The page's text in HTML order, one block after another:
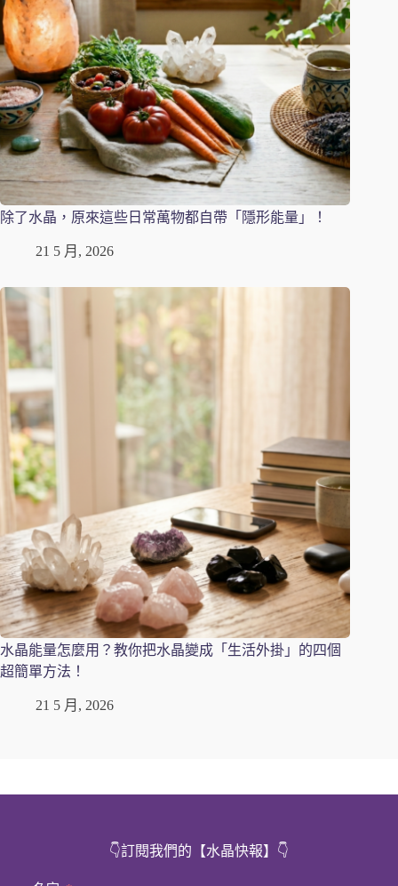
除了水晶，原來這些日常萬物都自帶「隱形能量」！
21 5 月, 2026
水晶能量怎麼用？教你把水晶變成「生活外掛」的四個
超簡單方法！
21 5 月, 2026
👇訂閱我們的【水晶快報】 👇